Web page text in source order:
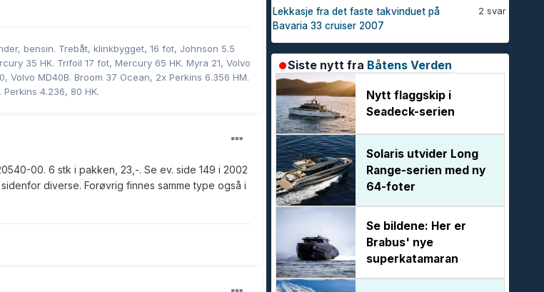
bensin. Trebåt, klinkbygget, 16 fot, Johnson 5.5
35 HK. Trifoil 17 fot, Mercury 65 HK. Myra 21, Volvo
Volvo MD40B. Broom 37 Ocean, 2x Perkins 6.356 HM.
4.236, 80 HK.
00. 6 stk i pakken, 23,-. Se ev. side 149 i 2002
diverse. Forøvrig finnes samme type også i
2 svar
Lekkasje fra det faste takvinduet på
Bavaria 33 cruiser 2007
Siste nytt fra Båtens Verden
Nytt flaggskip i
Seadeck-serien
Solaris utvider Long
Range-serien med ny
64-foter
Se bildene: Her er
Brabus' nye
superkatamaran